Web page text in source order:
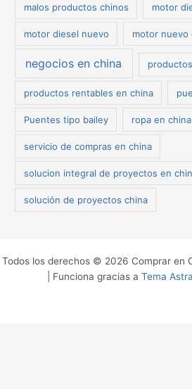
malos productos chinos motor
motor diesel nuevo motor nuevo
negocios en china
productos rentables en china
Puentes tipo bailey ropa en china
servicio de compras en china
solucion integral de proyectos en
solución de proyectos china
Todos los derechos © 2026 Comprar en
| Funciona gracias a Tema